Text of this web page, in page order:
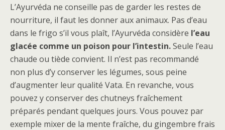
L’Ayurvéda ne conseille pas de garder les restes de
nourriture, il faut les donner aux animaux. Pas d’eau
dans le frigo s’il vous plaît, l’Ayurvéda considère l’eau
glacée comme un poison pour l’intestin.Seule l’eau
chaude ou tiède convient. Il n’est pas recommandé
non plus d’y conserver les légumes, sous peine
d’augmenter leur qualité Vata. En revanche, vous
pouvez y conserver des chutneys fraîchement
préparés pendant quelques jours. Vous pouvez par
exemple mixer de la mente fraîche, du gingembre frais